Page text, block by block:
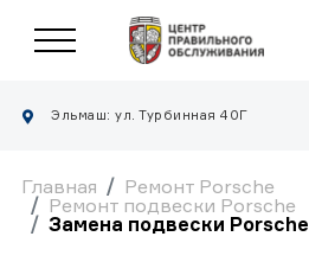
Эльмаш: ул. Турбинная 40Г
Главная
Ремонт Porsche
Ремонт подвески Porsche
Замена подвески Porsche